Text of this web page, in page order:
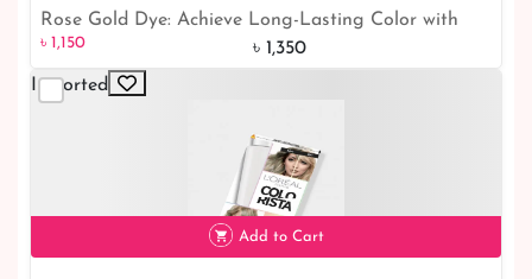
৳ 1,150 15% off
Rose Gold Dye: Achieve Long-Lasting Color with
Permanent Gel for Hair
৳ 1,150
৳ 1,350
Imported
Add to Cart